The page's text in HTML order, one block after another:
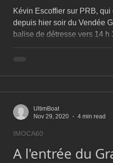
Kévin Escoffier sur PRB,
depuis hier soir du Vendée
balise de détresse vers 14 h
A l'entrée du
IMOCA60
UltimBoat
Nov 29, 2020
4 min read